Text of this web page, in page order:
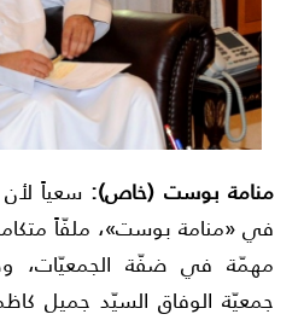
بوست (خاص):سعياً لأن
«منامة بوست»، ملفّاً متكاملاً،
في ضفّة الجمعيّات، وهو
الوفاق السيّد جميل كاظم،